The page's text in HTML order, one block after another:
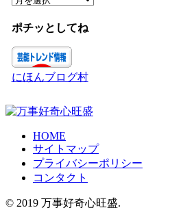
カ
ブ
ポチッとしてね
にほんブログ村
HOME
サイトマップ
プライバシーポリシー
コンタクト
© 2019 万事好奇心旺盛.